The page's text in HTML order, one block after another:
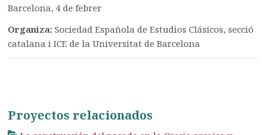
Barcelona, 4 de febrer
Organiza:Sociedad Española de Estudios Clásicos, secció
catalana i ICE de la Universitat de Barcelona
Proyectos relacionados